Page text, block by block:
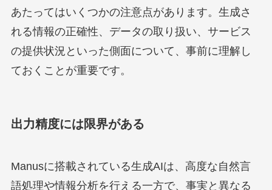
あたってはいくつかの注意点があります。生成さ
れる情報の正確性、データの取り扱い、サービス
の提供状況といった側面について、事前に理解し
ておくことが重要です。
出力精度には限界がある
Manusに搭載されている生成AIは、高度な自然言
語処理や情報分析を行える一方で、事実と異なる